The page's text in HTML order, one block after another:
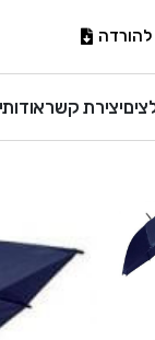
להורדה
יצירת קשר